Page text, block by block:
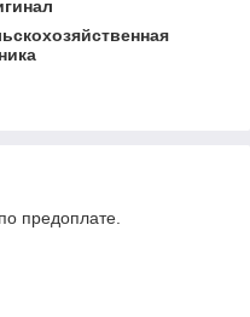
предоплате.